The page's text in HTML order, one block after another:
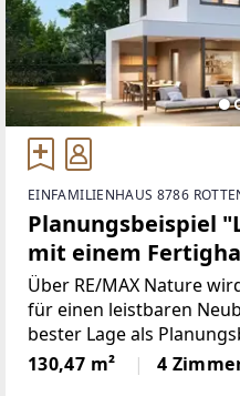
EINFAMILIENHAUS 8786
Planungsbeispiel
mit einem
monatlich
Über RE/MAX Nature
für einen leistbaren
bester Lage als
wunderschönes
742m² gemeinsam mit
130,47 m² 4